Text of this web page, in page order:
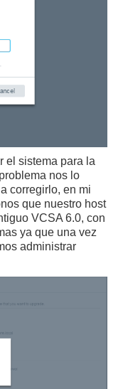
el sistema para la
nos lo
corregirlo, en mi
que nuestro host
VCSA 6.0, con
ya que una vez
administrar